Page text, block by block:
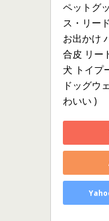
ペットグ
ス・リー
お出かけ
合皮 リー
犬 トイプ
ドッグウ
わいい )